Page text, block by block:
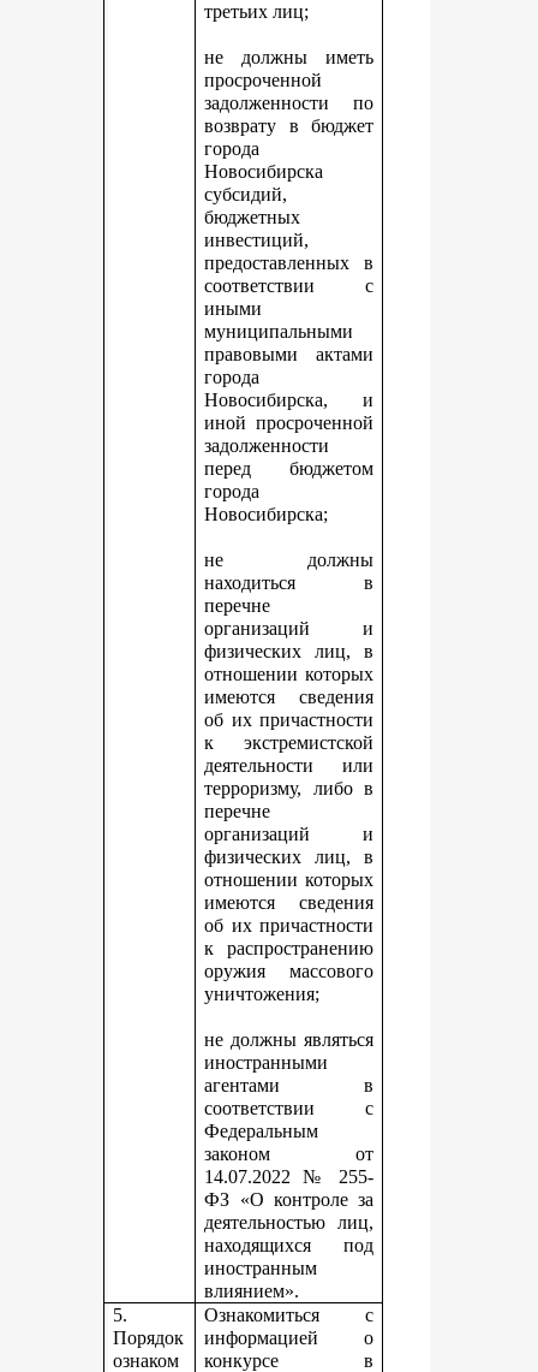
третьих лиц;
не должны иметь
просроченной
задолженности по
возврату в бюджет
города
Новосибирска
субсидий,
бюджетных
инвестиций,
предоставленных в
соответствии с
иными
муниципальными
правовыми актами
города
Новосибирска, и
иной просроченной
задолженности
перед бюджетом
города
Новосибирска;
не должны
находиться в
перечне
организаций и
физических лиц, в
отношении которых
имеются сведения
об их причастности
к экстремистской
деятельности или
терроризму, либо в
перечне
организаций и
физических лиц, в
отношении которых
имеются сведения
об их причастности
к распространению
оружия массового
уничтожения;
не должны являться
иностранными
агентами в
соответствии с
Федеральным
законом от
14.07.2022 № 255-
ФЗ «О контроле за
деятельностью лиц,
находящихся под
иностранным
влиянием».
5.
Порядок
ознаком
Ознакомиться с
информацией о
конкурсе в